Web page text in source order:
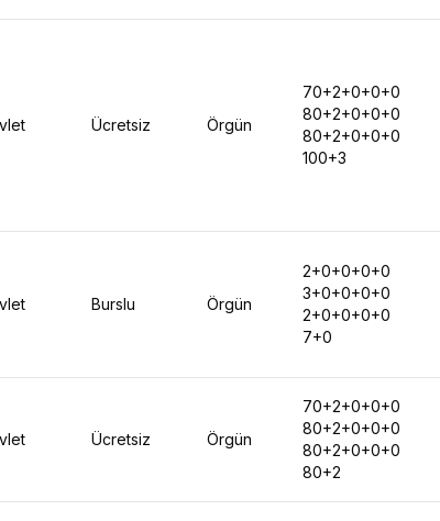
Ücretsiz Örgün
70+2+0+0+0
80+2+0+0+0
80+2+0+0+0
100+3
Burslu Örgün
2+0+0+0+0
3+0+0+0+0
2+0+0+0+0
7+0
Ücretsiz Örgün
70+2+0+0+0
80+2+0+0+0
80+2+0+0+0
80+2